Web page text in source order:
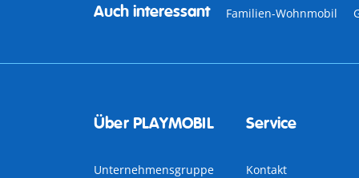
Auch interessant Familien-Wohnmobil
Über PLAYMOBIL
Unternehmensgruppe
Service
Kontakt